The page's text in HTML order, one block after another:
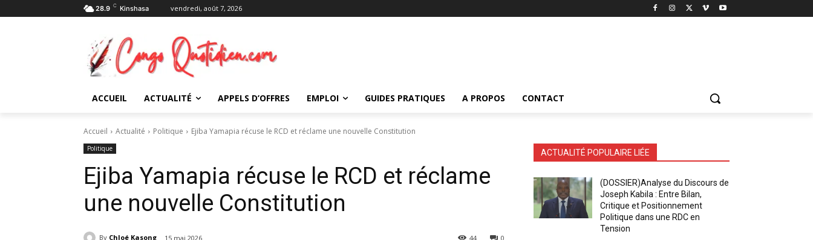
28.9 C Kinshasa vendredi, août 7, 2026
ACCUEIL ACTUALITÉ APPELS D’OFFRES EMPLOI GUIDES PRATIQUES A PROPOS CONTACT
Accueil Actualité Politique Ejiba Yamapia récuse le RCD et réclame une nouvelle Constitution
Politique
Ejiba Yamapia récuse le RCD et réclame
une nouvelle Constitution
By Chloé Kasong 15 mai 2026 0
44
ACTUALITÉ POPULAIRE LIÉE
(DOSSIER)Analyse du Discours de
Joseph Kabila : Entre Bilan,
Critique et Positionnement
Politique dans une RDC en
Tension